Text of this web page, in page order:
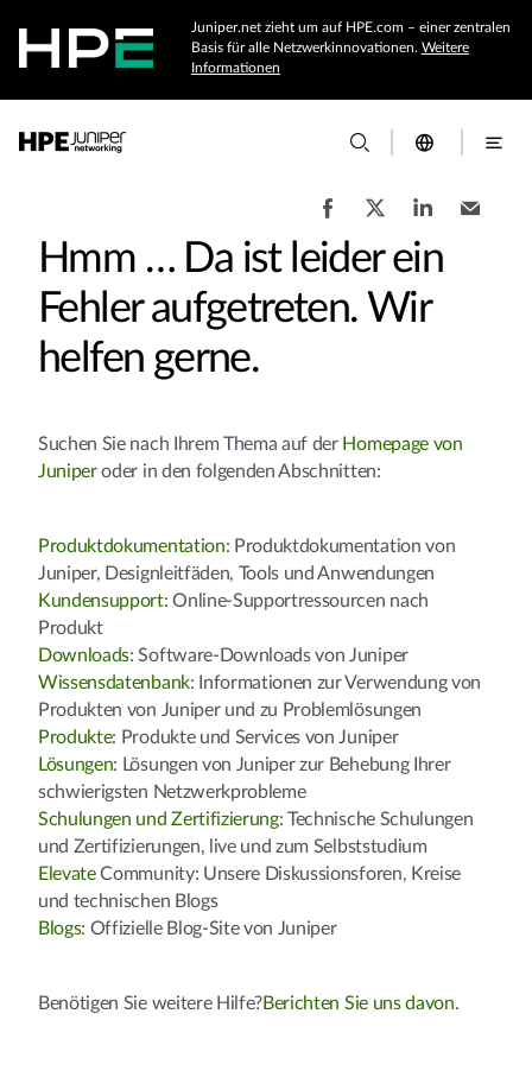
Juniper.net zieht um auf HPE.com – einer zentralen
Basis für alle Netzwerkinnovationen. Weitere
Informationen
Hmm … Da ist leider ein
Fehler aufgetreten. Wir
helfen gerne.
Suchen Sie nach Ihrem Thema auf der Homepage von
Juniperoder in den folgenden Abschnitten:
Produktdokumentation: Produktdokumentation von
Juniper, Designleitfäden, Tools und Anwendungen
Kundensupport: Online-Supportressourcen nach
Produkt
Downloads: Software-Downloads von Juniper
Wissensdatenbank: Informationen zur Verwendung von
Produkten von Juniper und zu Problemlösungen
Produkte: Produkte und Services von Juniper
Lösungen: Lösungen von Juniper zur Behebung Ihrer
schwierigsten Netzwerkprobleme
Schulungen und Zertifizierung: Technische Schulungen
und Zertifizierungen, live und zum Selbststudium
ElevateCommunity: Unsere Diskussionsforen, Kreise
und technischen Blogs
Blogs: Offizielle Blog-Site von Juniper
Benötigen Sie weitere Hilfe?Berichten Sie uns davon.